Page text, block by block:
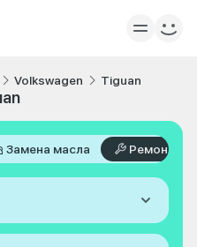
Volkswagen Tiguan
Замена масла Ремонт